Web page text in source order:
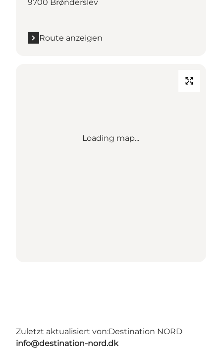
9700 Brønderslev
Route anzeigen
Loading map...
Zuletzt aktualisiert von:Destination NORD
info@destination-nord.dk